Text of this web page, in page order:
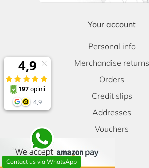
Your account
Personal info
Merchandise returns
Orders
Credit slips
Addresses
Vouchers
Contact us via WhatsApp